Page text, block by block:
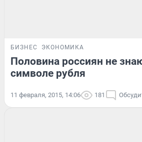
БИЗНЕС ЭКОНОМИКА
Половина россиян не
символе рубля
11 февраля, 2015, 14:06 181